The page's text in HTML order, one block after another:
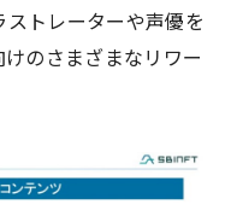
トレーターや声優を
のさまざまなリワー